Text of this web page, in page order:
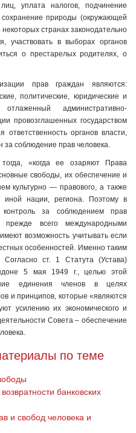
уплата налогов, подчинение
природы (окружающей
странах законодательно
участвовать в выборах органов
о престарелых родителях, о
прав граждан являются:
политические, юридические и
административно-
провозглашенных государством
ответственность органов власти,
соблюдение прав человека.
«когда ее озаряют Права
свободы, их обеспечение и
культурно — правового, а также
иной нации, региона. Поэтому в
за соблюдением прав
прежде всего международными
возможность учитывать если
особенностей. Именно таким
ст. 1 Статута (Устава)
5 мая 1949 г., целью этой
единения членов в целях
и принципов, которые «являются
усилению их экономического и
Совета – обеспечение
по теме
банковских
и свобод человека и